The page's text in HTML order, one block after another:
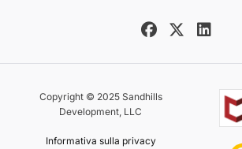
Copyright © 2025 Sandhills
Development, LLC
Informativa sulla privacy